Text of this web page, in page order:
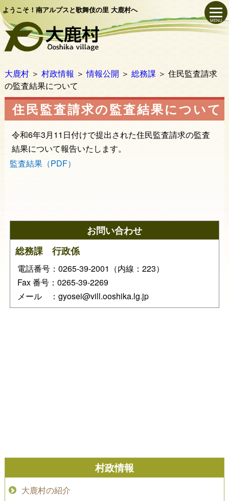
ようこそ！南アルプスと歌舞伎の里 大鹿村へ
MENU
大鹿村 ＞ 村政情報 ＞ 情報公開 ＞ 総務課＞ 住民監査請求
の監査結果について
住民監査請求の監査結果について
令和6年3月11日付けで提出された住民監査請求の監査
結果について報告いたします。
監査結果（PDF）
お問い合わせ
総務課 行政係
電話番号：0265-39-2001（内線：223）
Fax 番号：0265-39-2269
メール ：gyosei@vill.ooshika.lg.jp
村政情報
大鹿村の紹介